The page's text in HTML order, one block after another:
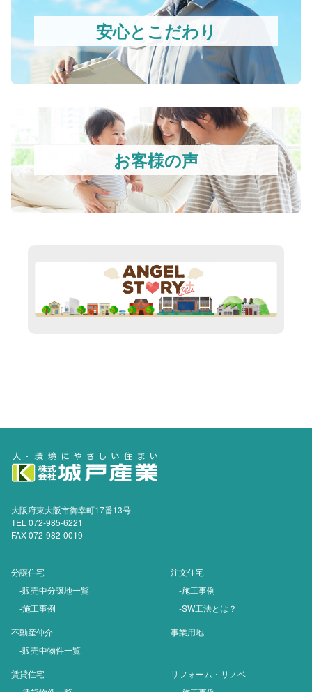
安心とこだわり
お客様の声
大阪府東大阪市御幸町17番13号
TEL 072-985-6221
FAX 072-982-0019
分譲住宅
-販売中分譲地一覧
-施工事例
注文住宅
-施工事例
-SW工法とは？
不動産仲介
-販売中物件一覧
事業用地
賃貸住宅
リフォーム・リノベ